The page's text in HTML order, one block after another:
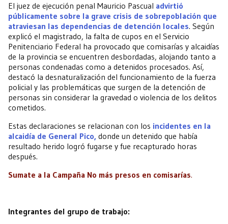
El juez de ejecución penal Mauricio Pascual advirtió
públicamente sobre la grave crisis de sobrepoblación que
atraviesan las dependencias de detención locales. Según
explicó el magistrado, la falta de cupos en el Servicio
Penitenciario Federal ha provocado que comisarías y alcaidías
de la provincia se encuentren desbordadas, alojando tanto a
personas condenadas como a detenidos procesados. Así,
destacó la desnaturalización del funcionamiento de la fuerza
policial y las problemáticas que surgen de la detención de
personas sin considerar la gravedad o violencia de los delitos
cometidos.
Estas declaraciones se relacionan con los incidentes en la
alcaidía de General Pico, donde un detenido que había
resultado herido logró fugarse y fue recapturado horas
después.
Sumate a la Campaña No más presos en comisarías.
Integrantes del grupo de trabajo: